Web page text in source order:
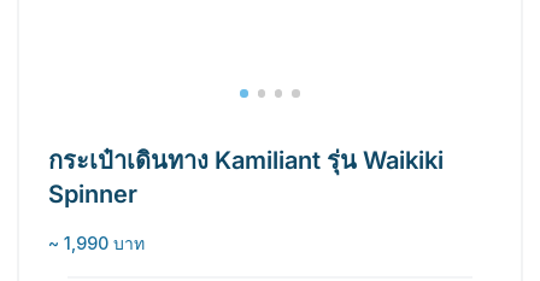
กระเป๋าเดินทาง Kamiliant รุ่น Waikiki
Spinner
~ 1,990 บาท